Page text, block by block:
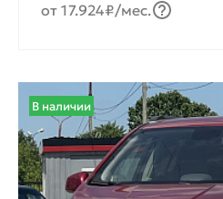
от 17.924₽/мес.
В наличии